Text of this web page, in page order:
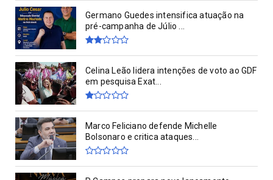
Germano Guedes intensifica atuação na
pré-campanha de Júlio ...
Celina Leão lidera intenções de voto ao GDF
em pesquisa Exat...
Marco Feliciano defende Michelle
Bolsonaro e critica ataques...